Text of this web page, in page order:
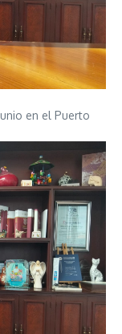
en el Puerto